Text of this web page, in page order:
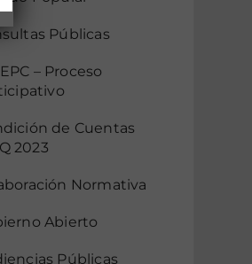
Públicas
– Proceso
de Cuentas
2023
Normativa
Abierto
Públicas